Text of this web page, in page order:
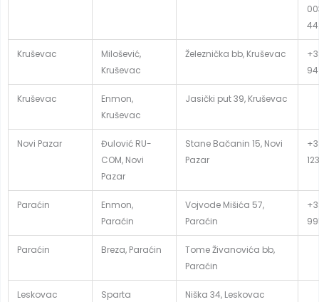
Kruševac
Milošević,
Kruševac
Železnička bb, Kruševac
Kruševac
Enmon,
Kruševac
Jasički put 39, Kruševac
Novi Pazar
Đulović RU-
COM, Novi
Pazar
Stane Bačanin 15, Novi
Pazar
123
Paraćin
Enmon,
Paraćin
Vojvode Mišića 57,
Paraćin
Paraćin Breza, Paraćin
Tome Živanovića bb,
Paraćin
Leskovac
Sparta
Niška 34, Leskovac